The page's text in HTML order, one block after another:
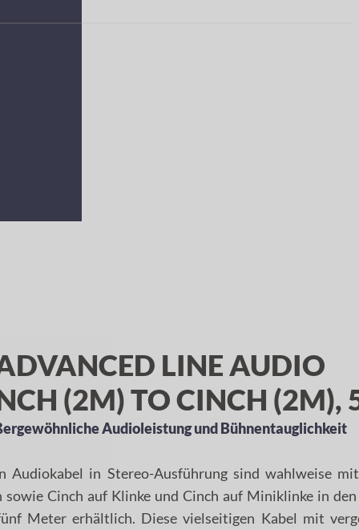
LINE AUDIO
(2M) TO CINCH (2M),
Audioleistung und Bühnentauglichkeit
Audiokabel in Stereo-Ausführung sind wahlweise
sowie Cinch auf Klinke und Cinch auf Miniklinke in den
Meter erhältlich. Diese vielseitigen Kabel mit